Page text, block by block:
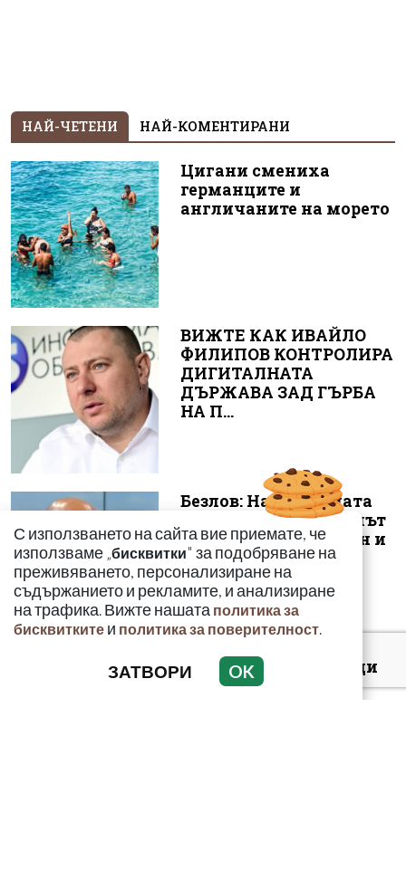
НАЙ-ЧЕТЕНИ НАЙ-КОМЕНТИРАНИ
Цигани смениха
германците и
англичаните на морето
ВИЖТЕ КАК ИВАЙЛО
ФИЛИПОВ КОНТРОЛИРА
ДИГИТАЛНАТА
ДЪРЖАВА ЗАД ГЪРБА
НА П...
Безлов: Най-голямата
опасност е фентанилът
да се смесва с кокаин и
„би...
Киев: 16 000 чужденци
се сражават в
С използването на сайта вие приемате, че
използваме „бисквитки" за подобряване на
преживяването, персонализиране на
съдържанието и рекламите, и анализиране
на трафика. Вижте нашата политика за
бисквитките и политика за поверителност.
ЗАТВОРИ OK